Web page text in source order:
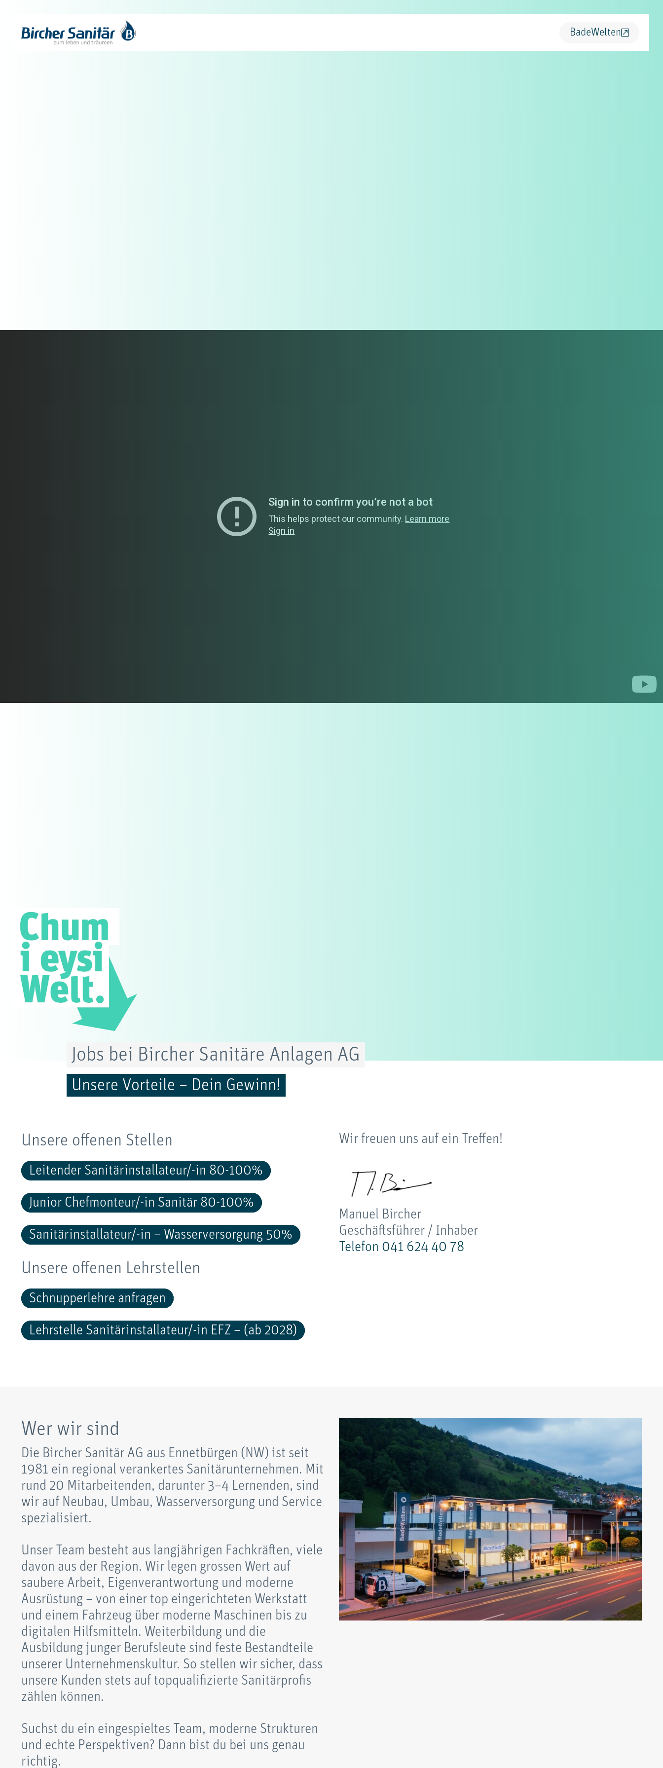
BadeWelten
Jobs bei Bircher Sanitäre Anlagen AG
Unsere Vorteile – Dein Gewinn!
Unsere offenen Stellen
Leitender Sanitärinstallateur/-in 80-100%
Junior Chefmonteur/-in Sanitär 80-100%
Sanitärinstallateur/-in – Wasserversorgung 50%
Unsere offenen Lehrstellen
Schnupperlehre anfragen
Lehrstelle Sanitärinstallateur/-in EFZ – (ab 2028)
Wir freuen uns auf ein Treffen!
Manuel Bircher
Geschäftsführer / Inhaber
Telefon 041 624 40 78
Wer wir sind
Die Bircher Sanitär AG aus Ennetbürgen (NW) ist seit
1981 ein regional verankertes Sanitärunternehmen. Mit
rund 20 Mitarbeitenden, darunter 3–4 Lernenden, sind
wir auf Neubau, Umbau, Wasserversorgung und Service
spezialisiert.
Unser Team besteht aus langjährigen Fachkräften, viele
davon aus der Region. Wir legen grossen Wert auf
saubere Arbeit, Eigenverantwortung und moderne
Ausrüstung – von einer top eingerichteten Werkstatt
und einem Fahrzeug über moderne Maschinen bis zu
digitalen Hilfsmitteln. Weiterbildung und die
Ausbildung junger Berufsleute sind feste Bestandteile
unserer Unternehmenskultur. So stellen wir sicher, dass
unsere Kunden stets auf topqualifizierte Sanitärprofis
zählen können.
Suchst du ein eingespieltes Team, moderne Strukturen
und echte Perspektiven? Dann bist du bei uns genau
richtig.